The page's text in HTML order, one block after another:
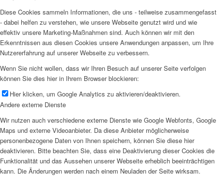
Diese Cookies sammeln Informationen, die uns - teilweise zusammengefasst
- dabei helfen zu verstehen, wie unsere Webseite genutzt wird und wie
effektiv unsere Marketing-Maßnahmen sind. Auch können wir mit den
Erkenntnissen aus diesen Cookies unsere Anwendungen anpassen, um Ihre
Nutzererfahrung auf unserer Webseite zu verbessern.
Wenn Sie nicht wollen, dass wir Ihren Besuch auf unserer Seite verfolgen
können Sie dies hier in Ihrem Browser blockieren:
Hier klicken, um Google Analytics zu aktivieren/deaktivieren.
Andere externe Dienste
Wir nutzen auch verschiedene externe Dienste wie Google Webfonts, Google
Maps und externe Videoanbieter. Da diese Anbieter möglicherweise
personenbezogene Daten von Ihnen speichern, können Sie diese hier
deaktivieren. Bitte beachten Sie, dass eine Deaktivierung dieser Cookies die
Funktionalität und das Aussehen unserer Webseite erheblich beeinträchtigen
kann. Die Änderungen werden nach einem Neuladen der Seite wirksam.